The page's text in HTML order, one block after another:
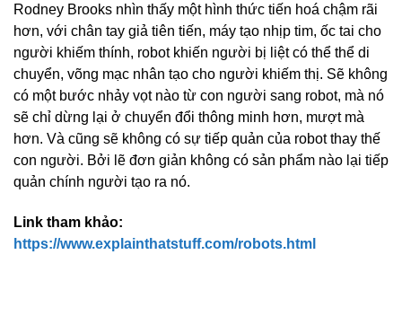
Rodney Brooks nhìn thấy một hình thức tiến hoá chậm rãi
hơn, với chân tay giả tiên tiến, máy tạo nhịp tim, ốc tai cho
người khiếm thính, robot khiến người bị liệt có thể thể di
chuyển, võng mạc nhân tạo cho người khiếm thị. Sẽ không
có một bước nhảy vọt nào từ con người sang robot, mà nó
sẽ chỉ dừng lại ở chuyển đổi thông minh hơn, mượt mà
hơn. Và cũng sẽ không có sự tiếp quản của robot thay thế
con người. Bởi lẽ đơn giản không có sản phẩm nào lại tiếp
quản chính người tạo ra nó.
Link tham khảo:
https://www.explainthatstuff.com/robots.html